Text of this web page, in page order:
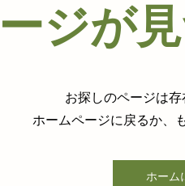
ジが
お探しのページは存
ホームページに戻るか、
ホーム